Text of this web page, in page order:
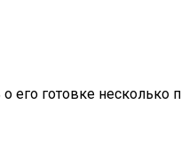
его готовке несколько